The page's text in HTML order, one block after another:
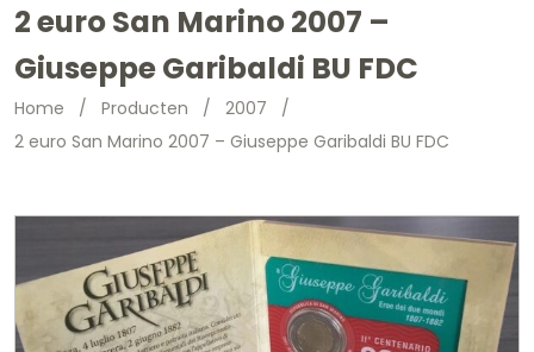
2 euro San Marino 2007 –
Giuseppe Garibaldi BU FDC
Home / Producten / 2007 /
2 euro San Marino 2007 – Giuseppe Garibaldi BU FDC